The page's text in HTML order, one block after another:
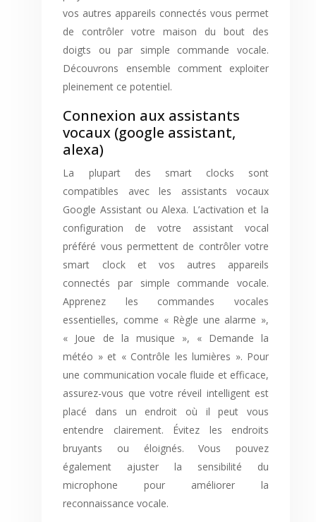
vos autres appareils connectés vous permet
de contrôler votre maison du bout des
doigts ou par simple commande vocale.
Découvrons ensemble comment exploiter
pleinement ce potentiel.
Connexion aux assistants
vocaux (google assistant,
alexa)
La plupart des smart clocks sont
compatibles avec les assistants vocaux
Google Assistant ou Alexa. L’activation et la
configuration de votre assistant vocal
préféré vous permettent de contrôler votre
smart clock et vos autres appareils
connectés par simple commande vocale.
Apprenez les commandes vocales
essentielles, comme « Règle une alarme »,
« Joue de la musique », « Demande la
météo » et « Contrôle les lumières ». Pour
une communication vocale fluide et efficace,
assurez-vous que votre réveil intelligent est
placé dans un endroit où il peut vous
entendre clairement. Évitez les endroits
bruyants ou éloignés. Vous pouvez
également ajuster la sensibilité du
microphone pour améliorer la
reconnaissance vocale.